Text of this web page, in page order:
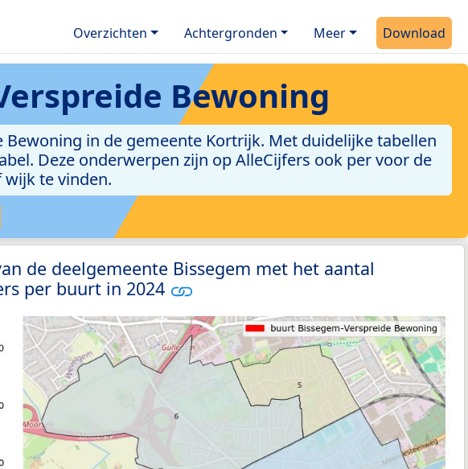
Overzichten Achtergronden Meer Download
Bewoning
in de gemeente Kortrijk. Met duidelijke tabellen
Deze onderwerpen zijn op AlleCijfers ook per voor de
te vinden.
de deelgemeente Bissegem met het aantal
per buurt in 2024